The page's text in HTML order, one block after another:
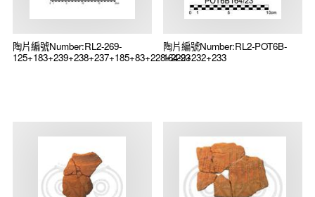
陶片編號Number:RL2-269-
125+183+239+238+237+185+83+228+229+232+233
陶片編號Number:RL2-POT6B-
164-23